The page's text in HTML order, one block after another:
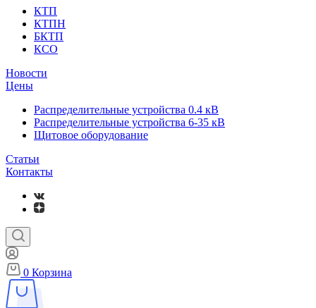
КТП
КТПН
БКТП
КСО
Новости
Цены
Распределительные устройства 0.4 кВ
Распределительные устройства 6-35 кВ
Щитовое оборудование
Статьи
Контакты
0 Корзина